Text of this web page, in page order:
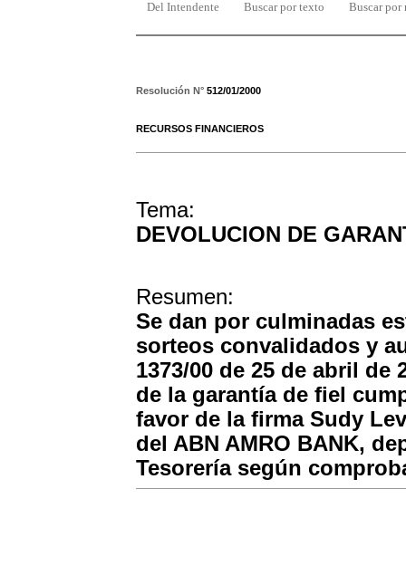
Del Intendente Buscar por texto Buscar por
Resolución N° 512/01/2000
RECURSOS FINANCIEROS
Tema:
DEVOLUCION DE
Resumen:
Se dan por culminadas
sorteos convalidados y
1373/00 de 25 de abril
de la garantía de fiel
favor de la firma Sudy
del ABN AMRO BANK,
Tesorería según